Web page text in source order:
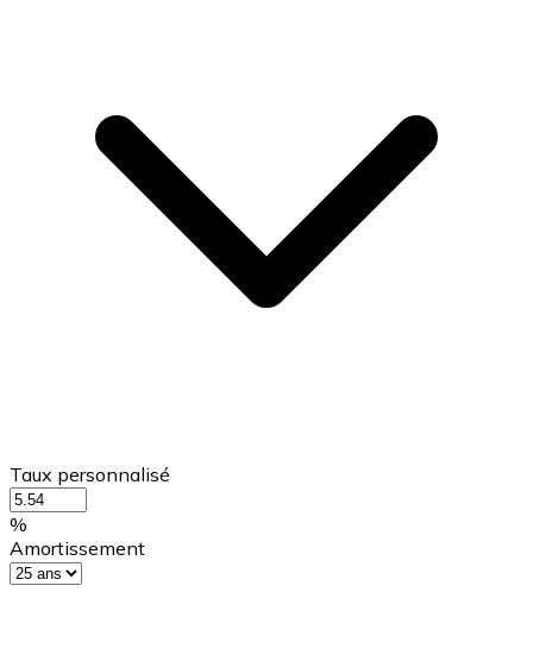
Taux personnalisé
%
Amortissement